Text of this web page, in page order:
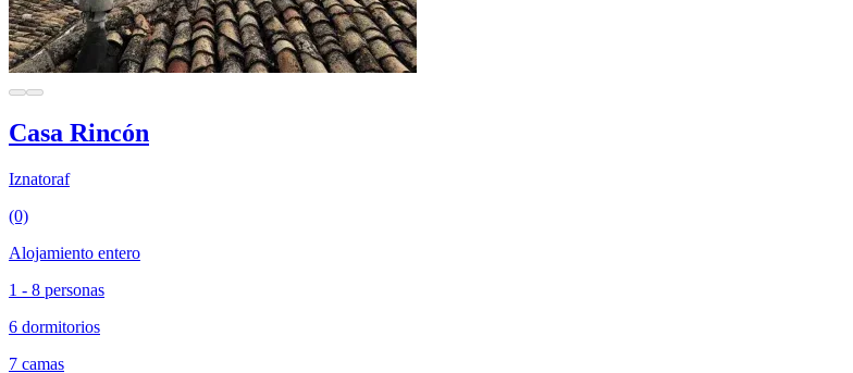
Casa Rincón
Iznatoraf
(0)
Alojamiento entero
1 - 8 personas
6 dormitorios
7 camas